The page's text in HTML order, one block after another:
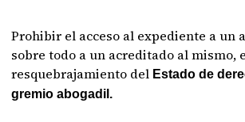
Prohibir el acceso al expediente a un
sobre todo a un acreditado al mismo,
resquebrajamiento del Estado de
gremio abogadil.